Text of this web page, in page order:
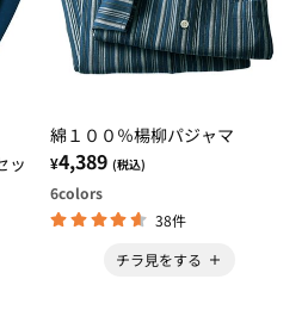
ッ
綿１００％楊柳パジャマ
¥4,389 (税込)
6colors
38件
チラ見をする